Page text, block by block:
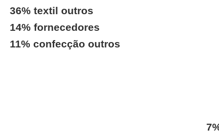
36% textil outros
14% fornecedores
11% confecção outros